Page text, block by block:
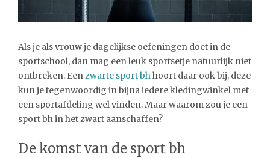
Als je als vrouw je dagelijkse oefeningen doet in de
sportschool, dan mag een leuk sportsetje natuurlijk niet
ontbreken. Eenzwarte sport bhhoort daar ook bij, deze
kun je tegenwoordig in bijna iedere kledingwinkel met
een sportafdeling wel vinden. Maar waarom zou je een
sport bh in het zwart aanschaffen?
De komst van de sport bh